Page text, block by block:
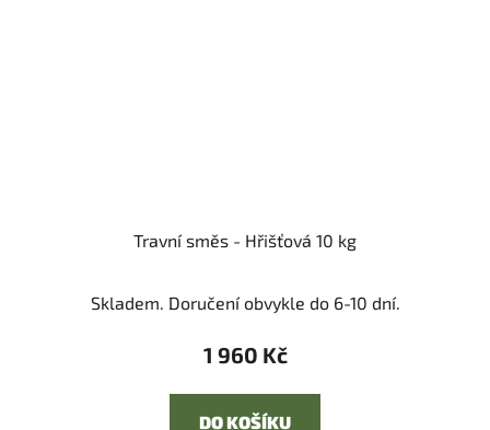
Travní směs - Hřišťová 10 kg
Skladem. Doručení obvykle do 6-10 dní.
1 960 Kč
DO KOŠÍKU